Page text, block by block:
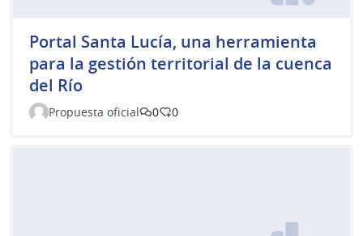
Portal Santa Lucía, una herramienta
para la gestión territorial de la cuenca
del Río
Propuesta oficial 0 0